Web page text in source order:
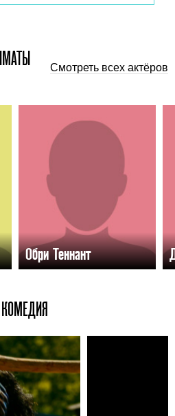
Смотреть всех актёров
Обри Теннант